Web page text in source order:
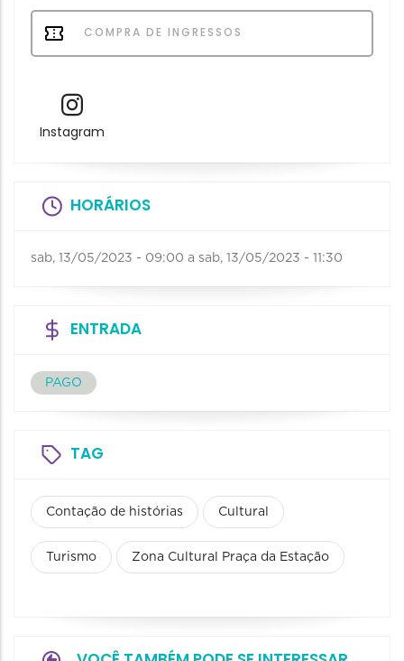
COMPRA DE INGRESSOS
Instagram
HORÁRIOS
sab, 13/05/2023 - 09:00 a sab, 13/05/2023 - 11:30
ENTRADA
PAGO
TAG
Contação de histórias Cultural
Turismo Zona Cultural Praça da Estação